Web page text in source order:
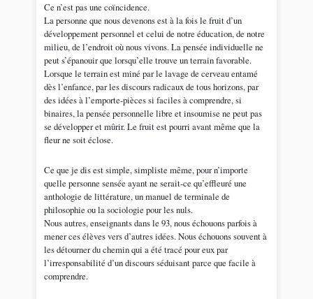
Ce n’est pas une coïncidence.
La personne que nous devenons est à la fois le fruit d’un
développement personnel et celui de notre éducation, de notre
milieu, de l’endroit où nous vivons. La pensée individuelle ne
peut s’épanouir que lorsqu’elle trouve un terrain favorable.
Lorsque le terrain est miné par le lavage de cerveau entamé
dès l’enfance, par les discours radicaux de tous horizons, par
des idées à l’emporte-pièces si faciles à comprendre, si
binaires, la pensée personnelle libre et insoumise ne peut pas
se développer et mûrir. Le fruit est pourri avant même que la
fleur ne soit éclose.
Ce que je dis est simple, simpliste même, pour n’importe
quelle personne sensée ayant ne serait-ce qu’effleuré une
anthologie de littérature, un manuel de terminale de
philosophie ou la sociologie pour les nuls.
Nous autres, enseignants dans le 93, nous échouons parfois à
mener ces élèves vers d’autres idées. Nous échouons souvent à
les détourner du chemin qui a été tracé pour eux par
l’irresponsabilité d’un discours séduisant parce que facile à
comprendre.